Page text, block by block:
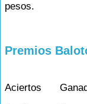
pesos.
Premios
Aciertos